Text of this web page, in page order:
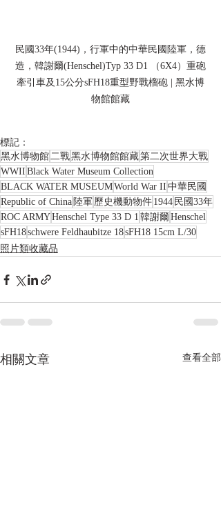
民國33年(1944)，行軍中的中華民國陸軍，德
造，韓謝爾(Henschel)Typ 33 D1 （6X4）重砲
牽引車及15公分sFH18重型野戰榴砲 | 黑水博
物館館藏
標記：
黑水博物館二戰黑水博物館館藏第二次世界大戰
WWII Black Water Museum Collection
BLACK WATER MUSEUMWorld War II 中華民國
Republic of China 陸軍 歷史機動物件 1944 民國33年
ROC ARMYHenschel Type 33 D 1 韓謝爾 Henschel
sFH18schwere Feldhaubitze 18sFH18 15cm L/30
照片類收藏品
相關文章 查看全部